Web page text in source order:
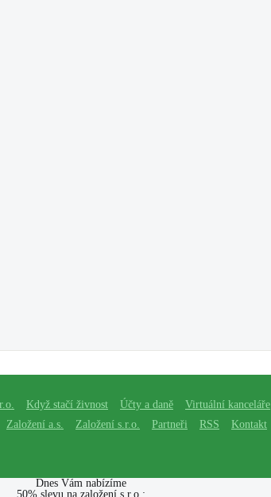
Když stačí živnost Účty a daně Virtuální kanceláře
Založení a.s. Založení s.r.o. Partneři RSS Kontakt
Dnes Vám nabízíme
50% slevu na založení s.r.o.: